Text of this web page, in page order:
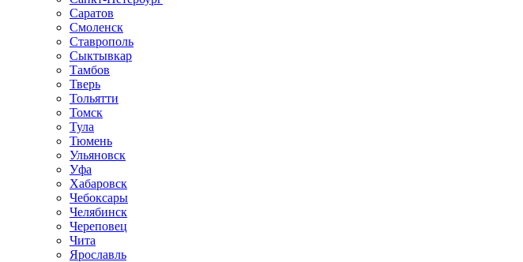
Саратов
Смоленск
Ставрополь
Сыктывкар
Тамбов
Тверь
Тольятти
Томск
Тула
Тюмень
Ульяновск
Уфа
Хабаровск
Чебоксары
Челябинск
Череповец
Чита
Ярославль